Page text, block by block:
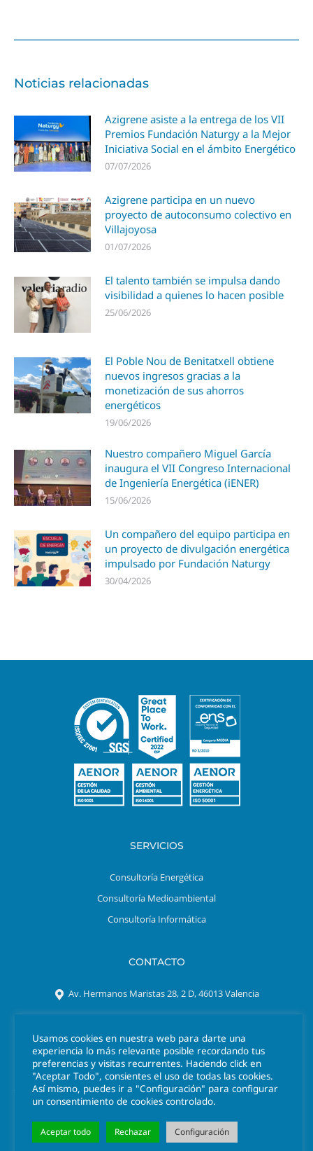
Noticias relacionadas
Azigrene asiste a la entrega de los VII
Premios Fundación Naturgy a la Mejor
Iniciativa Social en el ámbito Energético
07/07/2026
Azigrene participa en un nuevo
proyecto de autoconsumo colectivo en
Villajoyosa
01/07/2026
El talento también se impulsa dando
visibilidad a quienes lo hacen posible
25/06/2026
El Poble Nou de Benitatxell obtiene
nuevos ingresos gracias a la
monetización de sus ahorros
energéticos
19/06/2026
Nuestro compañero Miguel García
inaugura el VII Congreso Internacional
de Ingeniería Energética (iENER)
15/06/2026
Un compañero del equipo participa en
un proyecto de divulgación energética
impulsado por Fundación Naturgy
30/04/2026
SERVICIOS
Consultoría Energética
Consultoría Medioambiental
Consultoría Informática
CONTACTO
Av. Hermanos Maristas 28, 2 D, 46013 Valencia
Tel. 963 301 641
azigrene@azigrene.es
© 2026 Azigrene
Usamos cookies en nuestra web para darte una
experiencia lo más relevante posible recordando tus
preferencias y visitas recurrentes. Haciendo click en
"Aceptar Todo", consientes el uso de todas las cookies.
Así mismo, puedes ir a "Configuración" para configurar
un consentimiento de cookies controlado.
Aceptar todo Rechazar Configuración